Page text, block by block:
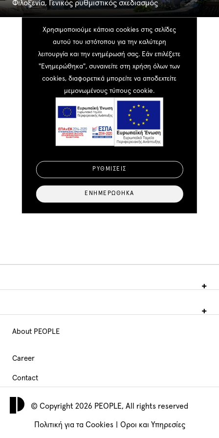
Φιλοξενία, Γενικός ρυθμιστικός σχεδιασμός
Δεν αρχίζουμε έχοντας έτοιμες
απαντήσεις. Αρχίζουμε
θέτοντας τις σωστές
ερωτήσεις. Επικοινωνήστε
μαζί μας για οποιαδήποτε
απορία σας ή αν χρειάζεστε
λύσεις για το έργο σας.
Επικοινωνία
Main
Navigation
footer
About PEOPLE
Career
Contact
Χρησιμοποιούμε κάποια cookies στις σελίδες
αυτού του ιστότοπου για την καλύτερη
λειτουργία και την ενημέρωσή σας. Εάν επιλέξετε
"Ενημερώθηκα", συναινείτε στη χρήση όλων των
cookies, διαφορετικά μπορείτε να αποδεχτείτε
μεμονωμένους τύπους cookie.
ΡΥΘΜΊΣΕΙΣ
ΕΝΗΜΕΡΏΘΗΚΑ
© Copyright 2026 PEOPLE, All rights reserved
Πολιτική για τα Cookies Όροι και Υπηρεσίες